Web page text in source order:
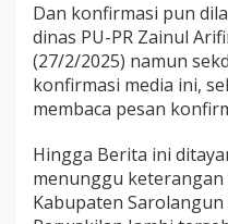
Dan konfirmasi pun
dinas PU-PR Zainul
(27/2/2025) namun
konfirmasi media ini,
membaca pesan
Hingga Berita ini
menunggu keterangan
Kabupaten Sarolangun